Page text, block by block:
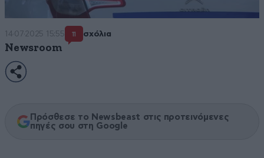
14·07·2025 15:55 11 σχόλια
Newsroom
Πρόσθεσε το Newsbeast στις προτεινόμενες
πηγές σου στη Google